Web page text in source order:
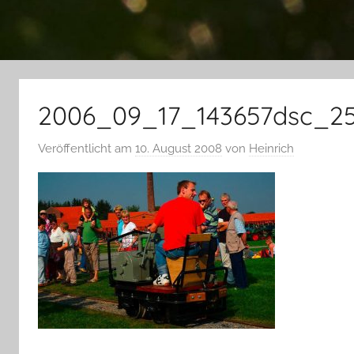
Veröffentlicht am 10. August 2008 von Heinrich